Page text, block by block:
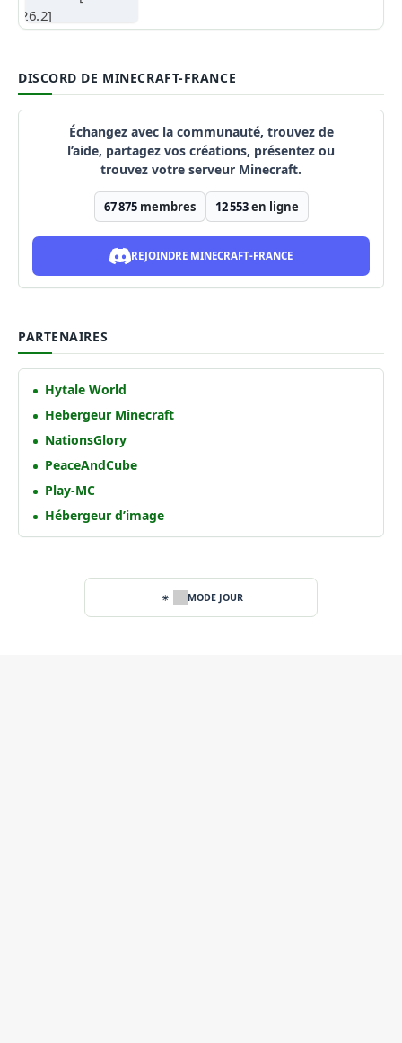
DISCORD DE MINECRAFT-FRANCE
Échangez avec la communauté, trouvez de
l’aide, partagez vos créations, présentez ou
trouvez votre serveur Minecraft.
67 875membres 12 553en ligne
REJOINDRE MINECRAFT-FRANCE
PARTENAIRES
Hytale World
Hebergeur Minecraft
NationsGlory
PeaceAndCube
Play-MC
Hébergeur d’image
MODE JOUR